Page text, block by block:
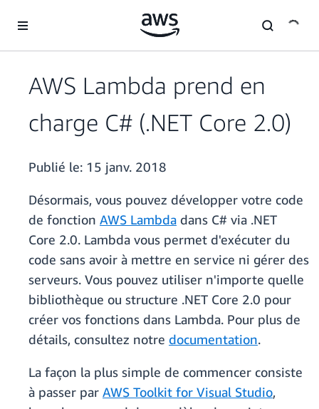
AWS Lambda prend en
charge C# (.NET Core 2.0)
Publié le: 15 janv. 2018
Désormais, vous pouvez développer votre code
de fonction AWS Lambda dans C# via .NET
Core 2.0. Lambda vous permet d'exécuter du
code sans avoir à mettre en service ni gérer des
serveurs. Vous pouvez utiliser n'importe quelle
bibliothèque ou structure .NET Core 2.0 pour
créer vos fonctions dans Lambda. Pour plus de
détails, consultez notre documentation.
La façon la plus simple de commencer consiste
à passer par AWS Toolkit for Visual Studio,